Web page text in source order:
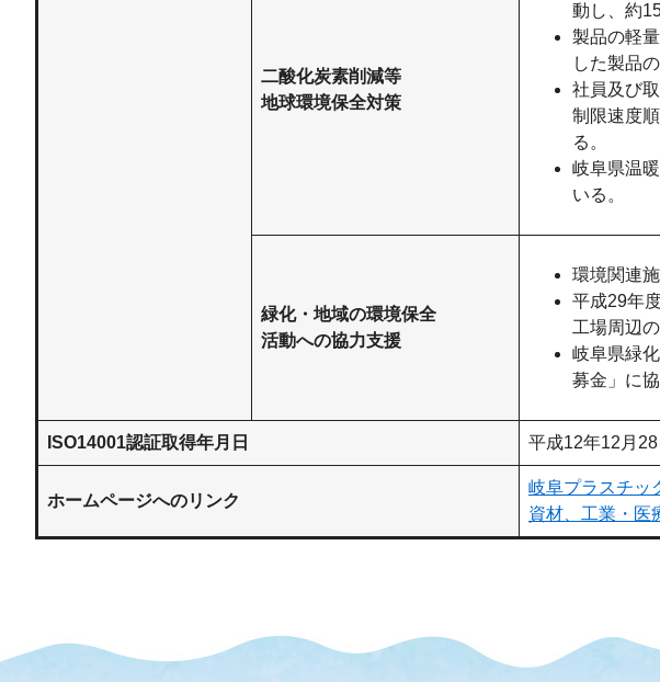
二酸化炭素削減等
地球環境保全対策
動し、約
製品の軽
した製品
社員及び
制限速度
る。
岐阜県温
いる。
緑化・地域の環境保全
活動への協力支援
環境関連
平成29年
工場周辺
岐阜県緑
募金」に
ISO14001認証取得年月日 平成12年12月28
ホームページへのリンク
岐阜プラスチッ
資材、工業・医